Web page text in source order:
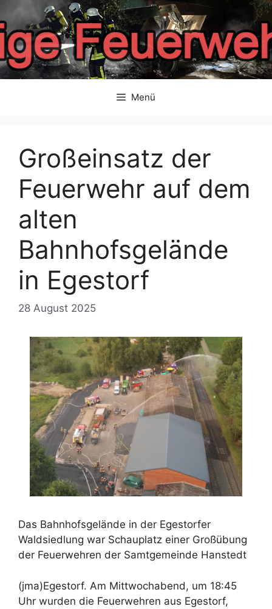
Inhalt
springen
Menü
Großeinsatz der
Feuerwehr auf dem
alten
Bahnhofsgelände
in Egestorf
28 August 2025
Das Bahnhofsgelände in der Egestorfer
Waldsiedlung war Schauplatz einer Großübung
der Feuerwehren der Samtgemeinde Hanstedt
(jma)Egestorf. Am Mittwochabend, um 18:45
Uhr wurden die Feuerwehren aus Egestorf,